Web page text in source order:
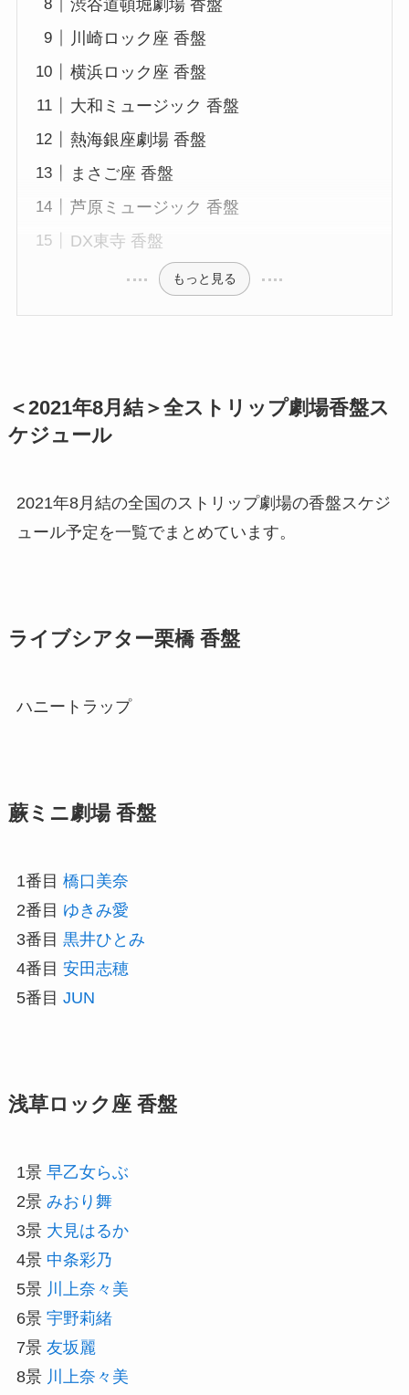
渋谷道頓堀劇場 香盤
川崎ロック座 香盤
横浜ロック座 香盤
大和ミュージック 香盤
熱海銀座劇場 香盤
まさご座 香盤
芦原ミュージック 香盤
DX東寺 香盤
もっと見る
＜2021年8月結＞全ストリップ劇場香盤ス
ケジュール
2021年8月結の全国のストリップ劇場の香盤スケジ
ュール予定を一覧でまとめています。
ライブシアター栗橋 香盤
ハニートラップ
蕨ミニ劇場 香盤
1番目 橋口美奈
2番目 ゆきみ愛
3番目 黒井ひとみ
4番目 安田志穂
5番目 JUN
浅草ロック座 香盤
1景 早乙女らぶ
2景 みおり舞
3景 大見はるか
4景 中条彩乃
5景 川上奈々美
6景 宇野莉緒
7景 友坂麗
8景 川上奈々美